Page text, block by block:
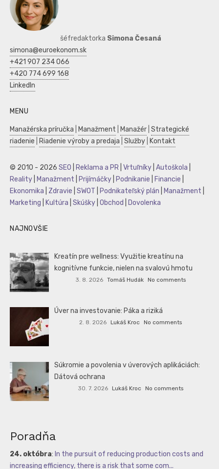
šéfredaktorka Simona Česaná
simona@euroekonom.sk
+421 907 234 066
+420 774 699 168
LinkedIn
MENU
Manažérska príručka Manažment Manažér Strategické
riadenie
Riadenie výroby a predaja Služby Kontakt
© 2010 - 2026 SEO Reklama a PR Vrtuľníky Autoškola
Reality
Manažment Prijímáčky Podnikanie Financie
Ekonomika
Zdravie SWOT Podnikateľský plán Manažment
Marketing
Kultúra Skúšky Obchod Dovolenka
NAJNOVŠIE
Kreatín pre wellness: Využitie kreatínu na
kognitívne funkcie, nielen na svalovú hmotu
3. 8. 2026 Tomáš Hudák No comments
Úver na investovanie: Páka a riziká
2. 8. 2026 Lukáš Kroc No comments
Súkromie a povolenia v úverových aplikáciách:
Dátová ochrana
30. 7. 2026 Lukáš Kroc No comments
Poradňa
24. októbra: In the pursuit of reducing production costs and
increasing efficiency, there is a risk that some com...